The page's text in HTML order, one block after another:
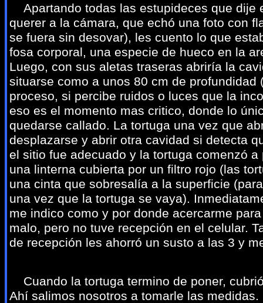
Apartando todas las estupideces que dije
querer a la cámara, que echó una foto con
se fuera sin desovar), les cuento lo que
fosa corporal, una especie de hueco en la
Luego, con sus aletas traseras abriría la
situarse como a unos 80 cm de
proceso, si percibe ruidos o luces que la
eso es el momento mas critico, donde lo
quedarse callado. La tortuga una vez que
desplazarse y abrir otra cavidad si detecta
el sitio fue adecuado y la tortuga comenzó
una linterna cubierta por un filtro rojo (las
una cinta que sobresalía a la superficie
una vez que la tortuga se vaya).
me indico como y por donde acercarme
malo, pero no tuve recepción en el celular.
de recepción les ahorró un susto a las 3 y
Cuando la tortuga termino de poner,
Ahí salimos nosotros a tomarle las